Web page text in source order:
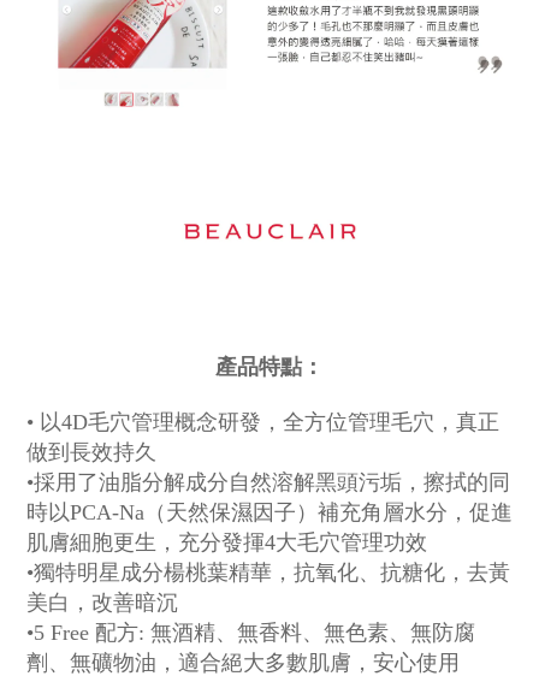
產品特點：
• 以4D毛穴管理概念研發，全方位管理毛穴，真正
做到長效持久
•採用了油脂分解成分自然溶解黑頭污垢，擦拭的同
時以PCA-Na（天然保濕因子）補充角層水分，促進
肌膚細胞更生，充分發揮4大毛穴管理功效
•獨特明星成分楊桃葉精華，抗氧化、抗糖化，去黃
美白，改善暗沉
•5 Free 配方: 無酒精、無香料、無色素、無防腐
劑、無礦物油，適合絕大多數肌膚，安心使用